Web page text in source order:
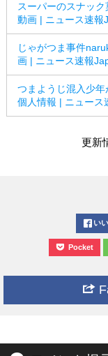
スーパーのスナッ
動画 | ニュース速報
じゃがつま事件
画 | ニュース速報
つまようじ混入少
個人情報 | ニュース
更新
い
Pocket